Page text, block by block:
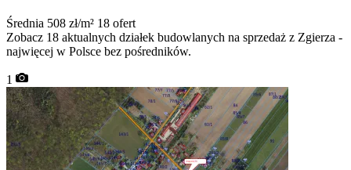
Średnia 508 zł/m² 18 ofert
Zobacz 18 aktualnych działek budowlanych na sprzedaż z Zgierza -
najwięcej w Polsce bez pośredników.
1